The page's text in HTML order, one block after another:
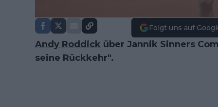
Folgt uns auf
Andy Roddick über Jannik Sinners
seine Rückkehr".